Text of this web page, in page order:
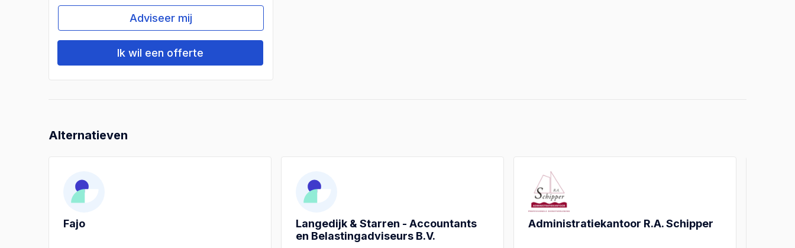
Adviseer mij
Ik wil een offerte
Alternatieven
Fajo
Langedijk & Starren - Accountants
en Belastingadviseurs B.V.
Administratiekantoor R.A. Schipper